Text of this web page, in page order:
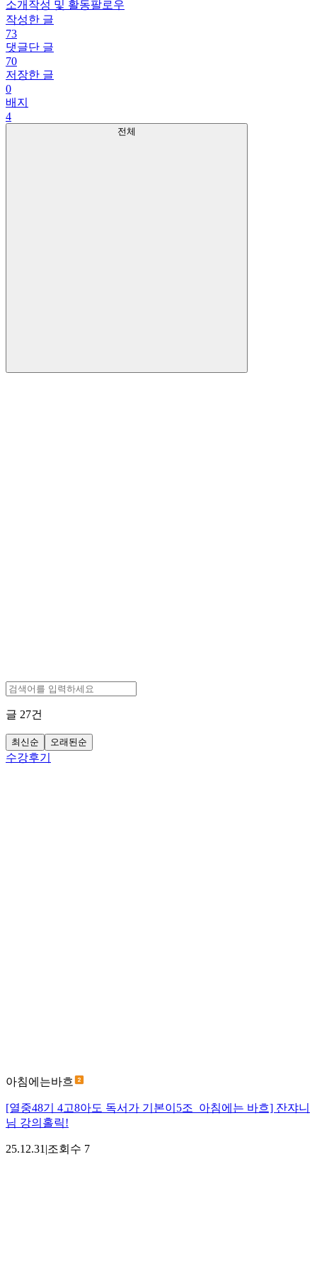
소개 작성 및 활동팔로우
작성한 글
73
댓글단 글
70
저장한 글
0
배지
4
전체
글 27건
최신순 오래된순
수강후기
아침에는바흐
[열중48기 4고8아도 독서가 기본이5조_아침에는 바흐] 잔쟈니
님 강의홀릭!
25.12.31 |조회수 7